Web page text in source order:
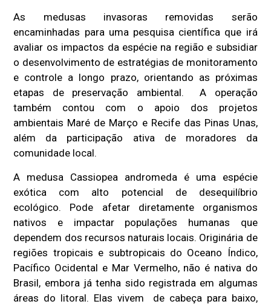
As medusas invasoras removidas serão
encaminhadas para uma pesquisa científica que irá
avaliar os impactos da espécie na região e subsidiar
o desenvolvimento de estratégias de monitoramento
e controle a longo prazo, orientando as próximas
etapas de preservação ambiental. A operação
também contou com o apoio dos projetos
ambientais Maré de Março e Recife das Pinas Unas,
além da participação ativa de moradores da
comunidade local.
A medusa Cassiopea andromeda é uma espécie
exótica com alto potencial de desequilíbrio
ecológico. Pode afetar diretamente organismos
nativos e impactar populações humanas que
dependem dos recursos naturais locais. Originária de
regiões tropicais e subtropicais do Oceano Índico,
Pacífico Ocidental e Mar Vermelho, não é nativa do
Brasil, embora já tenha sido registrada em algumas
áreas do litoral. Elas vivem de cabeça para baixo,